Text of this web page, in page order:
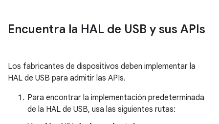
Encuentra la HAL de USB y sus APIs
Los fabricantes de dispositivos deben implementar la
HAL de USB para admitir las APIs.
Para encontrar la implementación predeterminada
de la HAL de USB, usa las siguientes rutas: